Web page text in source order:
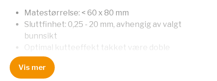
Matestørrelse: < 60 x 80 mm
Sluttfinhet: 0,25 - 20 mm, avhengig av valgt
bunnsikt
Optimal kutteeffekt takket være doble
kuttestenger
Rask og enkel rengjøring grunnet glatte
Vis mer